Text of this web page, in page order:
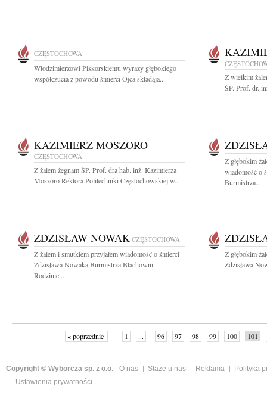
CZĘSTOCHOWA
Włodzimierzowi Piskorskiemu wyrazy głębokiego
współczucia z powodu śmierci Ojca składają...
Z wielkim
ŚP. Prof. dr.
KAZIMIERZ MOSZORO
CZĘSTOCHOWA
Z żalem żegnam ŚP. Prof. dra hab. inż. Kazimierza
Moszoro Rektora Politechniki Częstochowskiej w...
Z głębokim
wiadomość o
Burmistrza...
ZDZISŁAW NOWAK CZĘSTOCHOWA
Z żalem i smutkiem przyjąłem wiadomość o śmierci
Zdzisława Nowaka Burmistrza Blachowni
Rodzinie...
Z głębokim
Zdzisława
« poprzednie 1 ... 96 97 98 99 100 101
Copyright © Wyborcza sp. z o.o. O nas Staże u nas Reklama
Polityka
Ustawienia prywatności